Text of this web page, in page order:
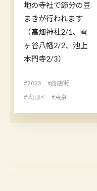
地の寺社で節分の豆
まきが行われます
（高畑神社2/1、雪
ヶ谷八幡2/2、池上
本門寺2/3）
#2023
#商店街
#大田区
#東京